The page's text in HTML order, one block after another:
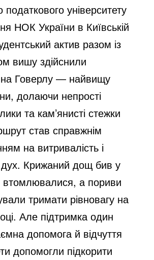
університету
НОК України в Київській
актив разом із
вишу здійснили
Говерлу — найвищу
долаючи непрості
та кам’янисті стежки
став справжнім
на витривалість і
Крижаний дощ бив у
втомлювалися, а пориви
тримати рівновагу на
Але підтримка один
допомога й відчуття
допомогли підкорити